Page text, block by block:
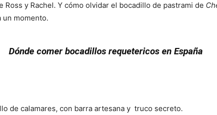
Ross y Rachel. Y cómo olvidar el bocadillo de pastrami de
un momento.
Dónde comer bocadillos requetericos en España
de calamares, con barra artesana y truco secreto.